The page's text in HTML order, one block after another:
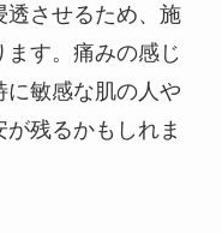
透させるため、施
す。痛みの感じ
敏感な肌の人や
残るかもしれま